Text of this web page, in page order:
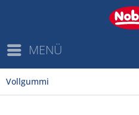
MENÜ
Vollgummi